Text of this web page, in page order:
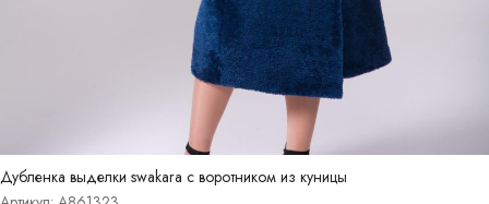
Дубленка выделки swakara с воротником из куницы